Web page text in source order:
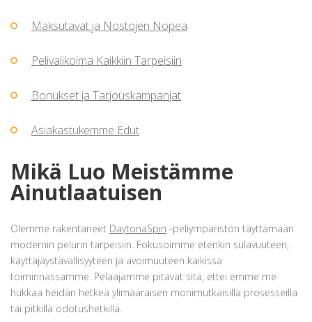
Maksutavat ja Nostojen Nopea
Pelivalikoima Kaikkiin Tarpeisiin
Bonukset ja Tarjouskampanjat
Asiakastukemme Edut
Mikä Luo Meistämme
Ainutlaatuisen
Olemme rakentaneet DaytonaSpin -peliympäristön täyttämään
modernin pelurin tarpeisiin. Fokusoimme etenkin sulavuuteen,
käyttäjäystävällisyyteen ja avoimuuteen kaikissa
toiminnassamme. Pelaajamme pitävät sitä, ettei emme me
hukkaa heidän hetkeä ylimääräisen monimutkaisilla prosesseilla
tai pitkillä odotushetkillä.